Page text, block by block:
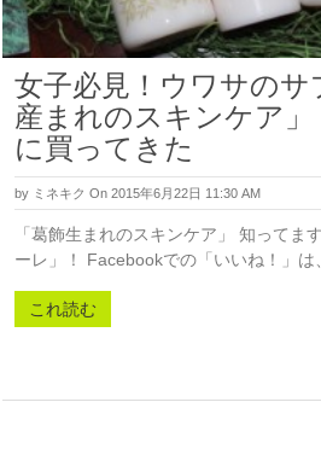
女子必見！ウワサのサ
産まれのスキンケア
に買ってきた
by ミネキク On 2015年6月22日 11:30 AM
「葛飾生まれのスキンケア」 知ってま
ーレ」！ Facebookでの「いいね！」
これ読む